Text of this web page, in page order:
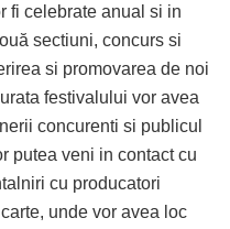
fi celebrate anual si in
sectiuni, concurs si
si promovarea de noi
festivalului vor avea
concurenti si publicul
putea veni in contact cu
cu producatori
unde vor avea loc